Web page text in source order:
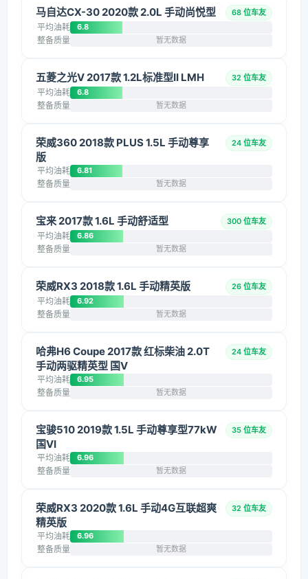
马自达CX-30 2020款 2.0L 手动尚悦型 68 位车友
平均油耗 6.8
整备质量 暂无数据
五菱之光V 2017款 1.2L标准型II LMH 32 位车友
平均油耗 6.8
整备质量 暂无数据
荣威360 2018款 PLUS 1.5L 手动尊享
版
24 位车友
平均油耗 6.81
整备质量 暂无数据
宝来 2017款 1.6L 手动舒适型 300 位车友
平均油耗 6.86
整备质量 暂无数据
荣威RX3 2018款 1.6L 手动精英版 26 位车友
平均油耗 6.92
整备质量 暂无数据
哈弗H6 Coupe 2017款 红标柴油 2.0T
手动两驱精英型 国V
24 位车友
平均油耗 6.95
整备质量 暂无数据
宝骏510 2019款 1.5L 手动尊享型77kW
国VI
35 位车友
平均油耗 6.96
整备质量 暂无数据
荣威RX3 2020款 1.6L 手动4G互联超爽
精英版
32 位车友
平均油耗 6.96
整备质量 暂无数据